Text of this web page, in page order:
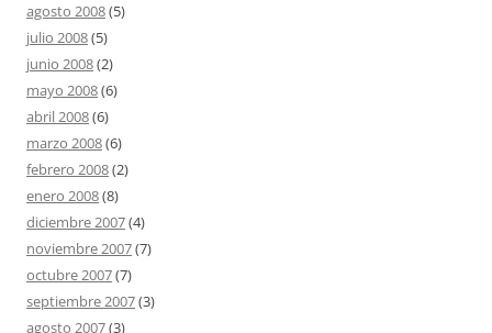
agosto 2008(5)
julio 2008(5)
junio 2008(2)
mayo 2008(6)
abril 2008(6)
marzo 2008(6)
febrero 2008(2)
enero 2008(8)
diciembre 2007(4)
noviembre 2007(7)
octubre 2007(7)
septiembre 2007(3)
agosto 2007(3)